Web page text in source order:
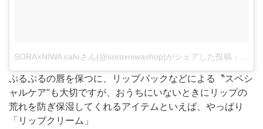
SORA×NIWA cafeさん(@soraxniwashop)がシェアした投稿 - 3月
ぷるぷるの唇を保つに、リップパックなどによる〝スペシ
ャルケア”も大切ですが、おうちにいないときにリップの
荒れを防ぎ保湿してくれるアイテムといえば、やっぱり
「リップクリーム」